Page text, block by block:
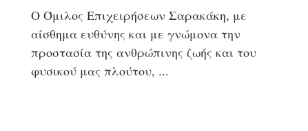
Ο Όμιλος Επιχειρήσεων Σαρακάκη, με
αίσθημα ευθύνης και με γνώμονα την
προστασία της ανθρώπινης ζωής και του
φυσικού μας πλούτου,